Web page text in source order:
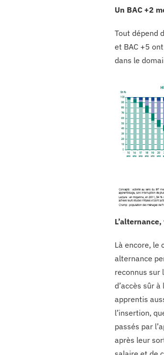
Un BAC +2
Tout dépend
et BAC +5
dans le
Là encore, le
alternance
reconnus sur
d’accès sûr
apprentis
l’insertion,
passés par
après leur